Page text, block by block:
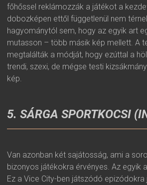
főhőssel reklámozzák a játékot a
dobozképen ettől függetlenül nem
hagyománytól sem, hogy az egyik art
mutasson – több másik kép mellett. A
megtalálták a módját, hogy ezúttal a
trendi, szexi, de mégse testi
kép.
5. SÁRGA SPORTKOCSI
Van azonban két sajátosság, ami a
bizonyos játékokra érvényes. Az egyik
Ez a Vice City-ben játszódó epizódokra